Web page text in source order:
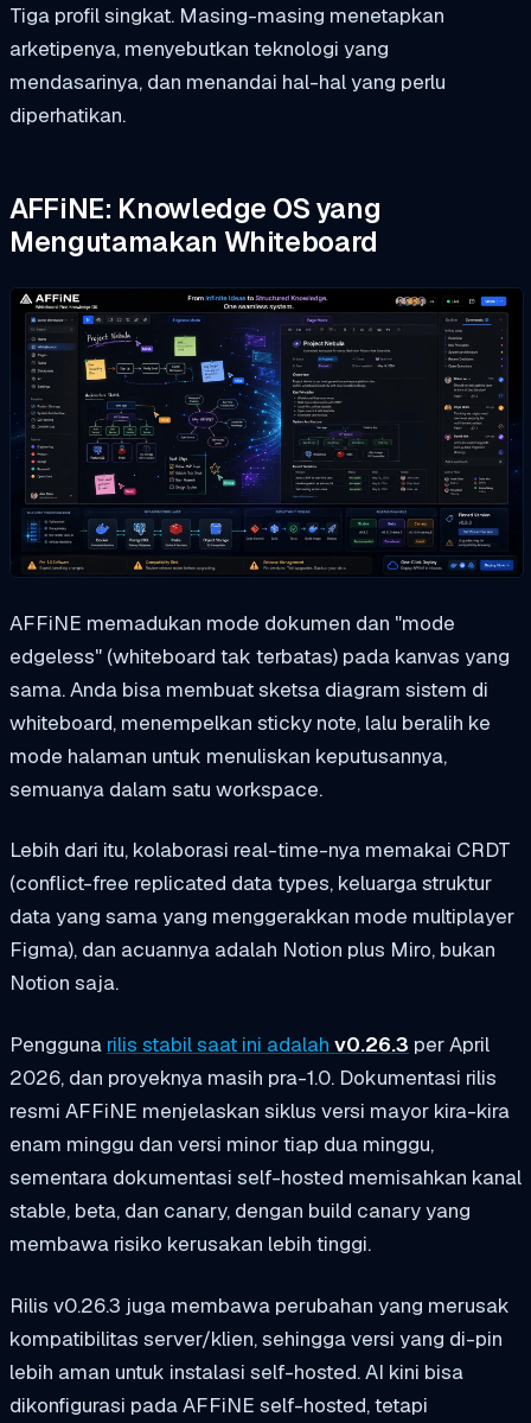
Tiga profil singkat. Masing-masing menetapkan
arketipenya, menyebutkan teknologi yang
mendasarinya, dan menandai hal-hal yang perlu
diperhatikan.
AFFiNE: Knowledge OS yang
Mengutamakan Whiteboard
AFFiNE memadukan mode dokumen dan "mode
edgeless" (whiteboard tak terbatas) pada kanvas yang
sama. Anda bisa membuat sketsa diagram sistem di
whiteboard, menempelkan sticky note, lalu beralih ke
mode halaman untuk menuliskan keputusannya,
semuanya dalam satu workspace.
Lebih dari itu, kolaborasi real-time-nya memakai CRDT
(conflict-free replicated data types, keluarga struktur
data yang sama yang menggerakkan mode multiplayer
Figma), dan acuannya adalah Notion plus Miro, bukan
Notion saja.
Pengguna rilis stabil saat ini adalah v0.26.3 per April
2026, dan proyeknya masih pra-1.0. Dokumentasi rilis
resmi AFFiNE menjelaskan siklus versi mayor kira-kira
enam minggu dan versi minor tiap dua minggu,
sementara dokumentasi self-hosted memisahkan kanal
stable, beta, dan canary, dengan build canary yang
membawa risiko kerusakan lebih tinggi.
Rilis v0.26.3 juga membawa perubahan yang merusak
kompatibilitas server/klien, sehingga versi yang di-pin
lebih aman untuk instalasi self-hosted. AI kini bisa
dikonfigurasi pada AFFiNE self-hosted, tetapi